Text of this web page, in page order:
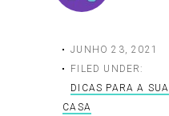
JUNHO 23, 2021
FILED UNDER:
DICAS PARA A SUA
CASA